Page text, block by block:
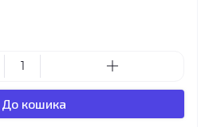
До кошика